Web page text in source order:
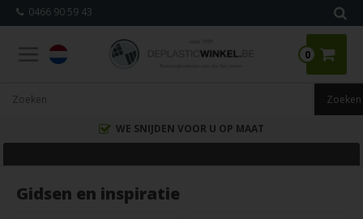
0466 90 59 43
0
WE SNIJDEN VOOR U OP MAAT
Gidsen en inspiratie